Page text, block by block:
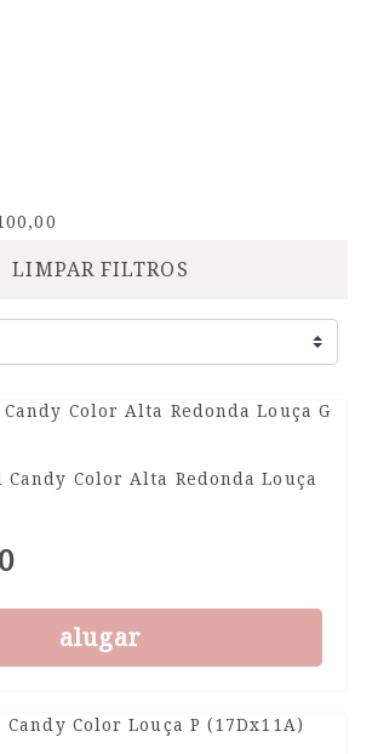
LIMPAR FILTROS
Color Alta Redonda Louça
alugar